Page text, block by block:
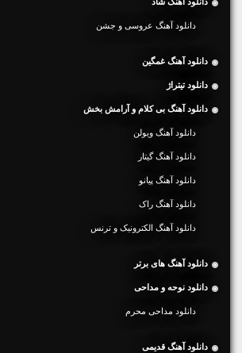
دانلود آهنگ شاد
دانلود آهنگ عروسی و جشن
دانلود آهنگ غمگین
دانلود تیتراژ
دانلود آهنگ بی کلام و آرامش بخش
دانلود آهنگ ویولن
دانلود آهنگ گیتار
دانلود آهنگ پیانو
دانلود آهنگ راک
دانلود آهنگ الکترونیک و ترنس
دانلود آهنگ های برتر
دانلود نوحه و مداحی
دانلود مداحی محرم
دانلود آهنگ قدیمی